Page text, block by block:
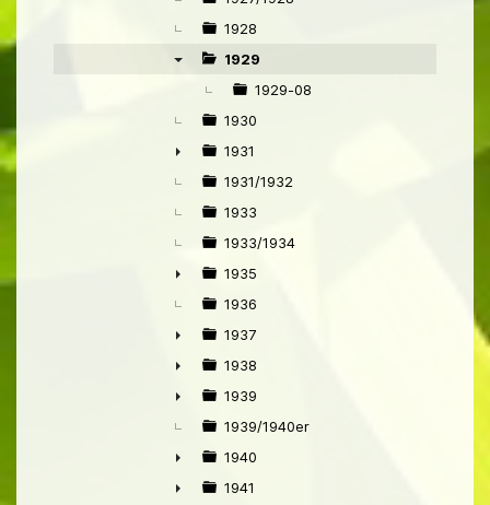
1928
1929
1929-08
1930
►
1931
1931/1932
1933
1933/1934
►
1935
1936
►
1937
►
1938
►
1939
1939/1940er
►
1940
1941